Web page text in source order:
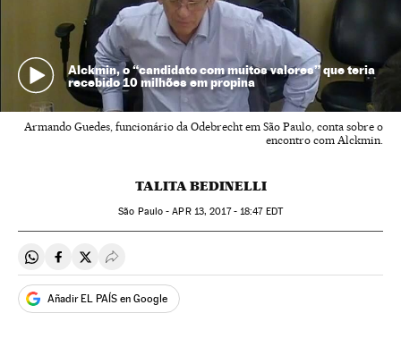
Alckmin, o “candidato com muitos valores” que teria
recebido 10 milhões em propina
Armando Guedes, funcionário da Odebrecht em São Paulo, conta sobre o
encontro com Alckmin.
TALITA BEDINELLI
São Paulo -APR13, 2017 - 18:47EDT
Compartir en Whatsapp
Compartir en Facebook
Compartir en Twitter
Desplegar Redes Sociales
Añadir EL PAÍS en Google